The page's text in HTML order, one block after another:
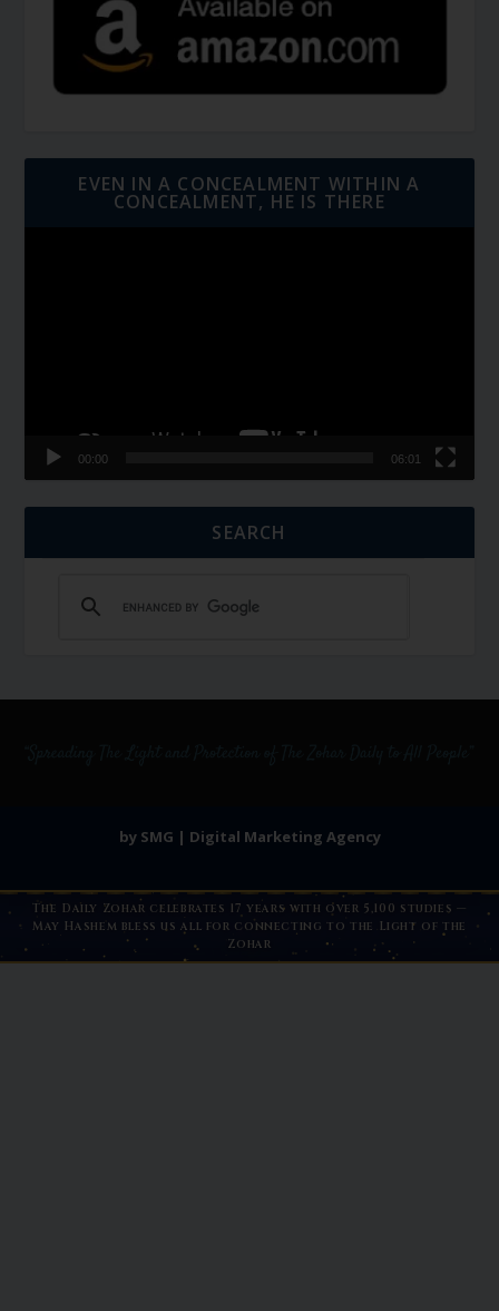
EVEN IN A CONCEALMENT WITHIN A
CONCEALMENT, HE IS THERE
00:00 06:01
SEARCH
by SMG | Digital Marketing Agency
The Daily Zohar celebrates 17 years with over 5,100 studies —
May Hashem bless us all for connecting to the Light of the
Zohar